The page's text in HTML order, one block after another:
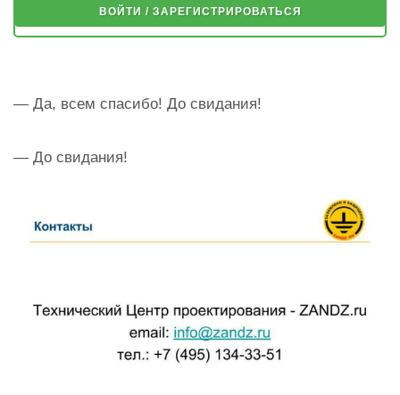
ВОЙТИ / ЗАРЕГИСТРИРОВАТЬСЯ
— Да, всем спасибо! До свидания!
— До свидания!